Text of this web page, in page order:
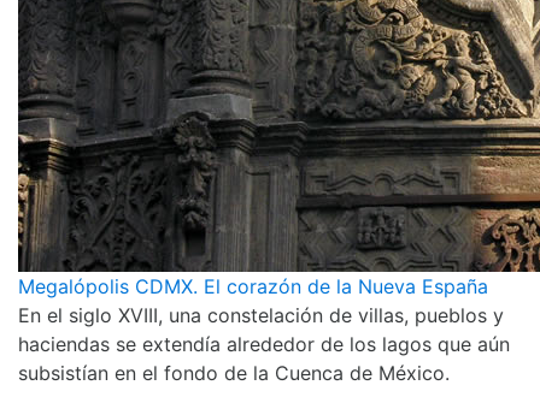
Megalópolis CDMX. El corazón de la Nueva España
En el siglo XVIII, una constelación de villas, pueblos y
haciendas se extendía alrededor de los lagos que aún
subsistían en el fondo de la Cuenca de México.